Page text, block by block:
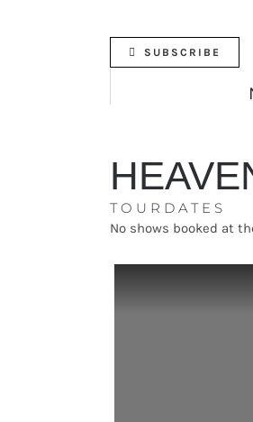
SUBSCRIBE
TOURDATES
No shows booked at